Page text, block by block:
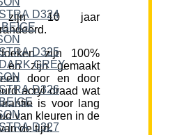
zijn 10 jaar
zijn 100%
en zijn gemaakt
door en door
acryl draad wat
is voor lang
van kleuren in de
de tijd.